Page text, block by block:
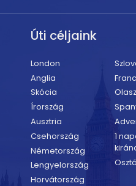
Úti céljaink
London
Anglia
Skócia
Írország
Ausztria
Csehország
Németország
Lengyelország
Horvátország
1